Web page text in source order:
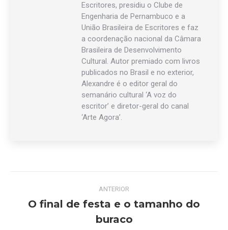
Escritores, presidiu o Clube de
Engenharia de Pernambuco e a
União Brasileira de Escritores e faz
a coordenação nacional da Câmara
Brasileira de Desenvolvimento
Cultural. Autor premiado com livros
publicados no Brasil e no exterior,
Alexandre é o editor geral do
semanário cultural ‘A voz do
escritor’ e diretor-geral do canal
‘Arte Agora’.
Navegação
de
ANTERIOR
anterior:
O final de festa e o tamanho do
buraco